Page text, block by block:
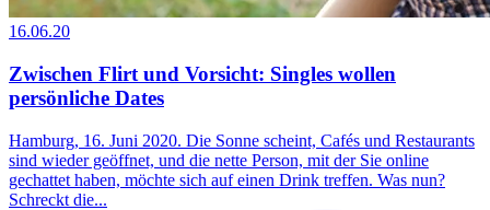
16.06.20
Zwischen Flirt und Vorsicht: Singles wollen
persönliche Dates
Hamburg, 16. Juni 2020. Die Sonne scheint, Cafés und Restaurants
sind wieder geöffnet, und die nette Person, mit der Sie online
gechattet haben, möchte sich auf einen Drink treffen. Was nun?
Schreckt die...